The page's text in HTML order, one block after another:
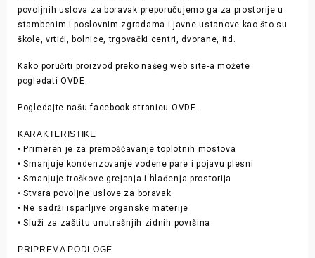
povoljnih uslova za boravak preporučujemo ga za prostorije u
stambenim i poslovnim zgradama i javne ustanove kao što su
škole, vrtići, bolnice, trgovački centri, dvorane, itd.
Kako poručiti proizvod preko našeg web site-a možete
pogledatiOVDE
Pogledajte našu facebook stranicu OVDE
KARAKTERISTIKE
• Primeren je za premošćavanje toplotnih mostova
• Smanjuje kondenzovanje vodene pare i pojavu plesni
• Smanjuje troškove grejanja i hlađenja prostorija
• Stvara povoljne uslove za boravak
• Ne sadrži isparljive organske materije
• Služi za zaštitu unutrašnjih zidnih površina
PRIPREMA PODLOGE